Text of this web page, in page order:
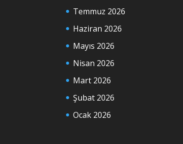
Temmuz 2026
Haziran 2026
Mayıs 2026
Nisan 2026
Mart 2026
Şubat 2026
Ocak 2026